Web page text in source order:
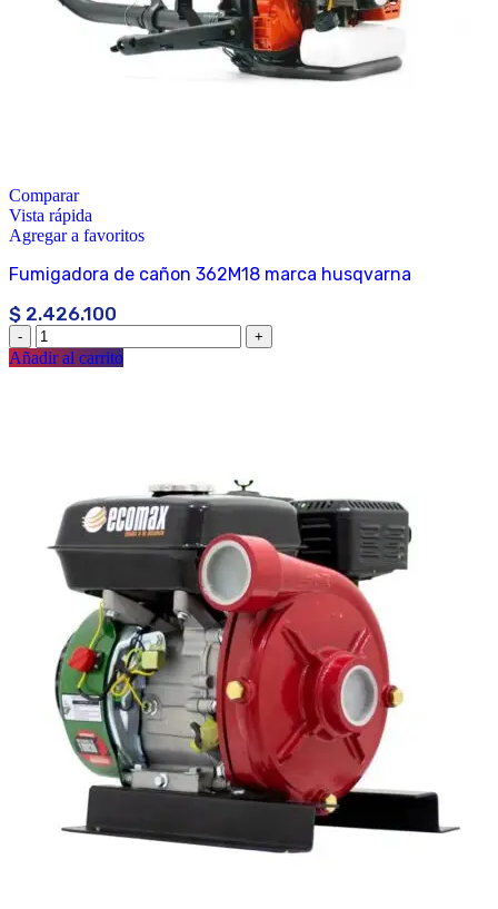
Comparar
Vista rápida
Agregar a favoritos
Fumigadora de cañon 362M18 marca husqvarna
$ 2.426.100
Añadir al carrito